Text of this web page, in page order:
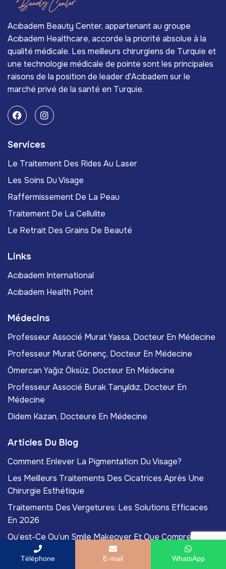
Acıbadem Beauty Center, appartenant au groupe
Acıbadem Healthcare, accorde la priorité absolue à la
qualité médicale. Les meilleurs chirurgiens de Turquie et
une technologie médicale de pointe sont les principales
raisons de la position de leader d'Acıbadem sur le
marché privé de la santé en Turquie.
Services
Le Traitement Des Rides Au Laser
Les Soins Du Visage
Raffermissement De La Peau
Traitement De La Cellulite
Le Retrait Des Grains De Beauté
Links
Acıbadem International
Acıbadem Health Point
Médecins
Professeur Associé Murat Yassa, Docteur En Médecine
Professeur Murat Gönenç, Docteur En Médecine
Ömercan Yağız Öksüz, Docteur En Médecine
Professeur Associé Burak Tanyıldız, Docteur En
Médecine
Didem Kazan, Docteure En Médecine
Articles Du Blog
Comment Enlever La Pigmentation Du Visage?
Les Meilleurs Traitements Des Cicatrices Après Une
Chirurgie Esthétique
Traitements Des Vergetures: Les Solutions Efficaces
En 2026
Qu’est-Ce Qu’un Smile Makeover Et Que Comprend-Il?
La Réduction De Graisse Non Chirurgicale Est-Elle
Téléphone E-mail WhatsApp